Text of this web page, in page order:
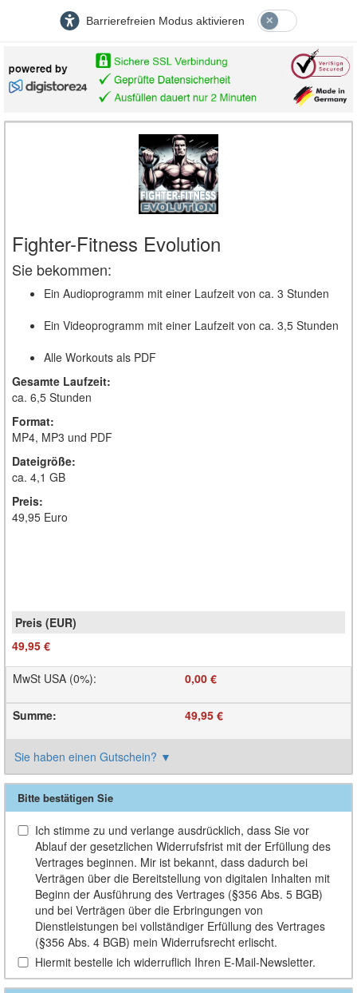
Barrierefreien Modus aktivieren
Fighter-Fitness Evolution
Sie bekommen:
Ein Audioprogramm mit einer Laufzeit von ca. 3 Stunden
Ein Videoprogramm mit einer Laufzeit von ca. 3,5 Stunden
Alle Workouts als PDF
Gesamte Laufzeit:
ca. 6,5 Stunden
Format:
MP4, MP3 und PDF
Dateigröße:
ca. 4,1 GB
Preis:
49,95 Euro
49,95 €
MwSt USA (0%): 0,00 €
Summe: 49,95 €
Sie haben einen Gutschein? ▼
Bitte bestätigen Sie
Ich stimme zu und verlange ausdrücklich, dass Sie vor
Ablauf der gesetzlichen Widerrufsfrist mit der Erfüllung des
Vertrages beginnen. Mir ist bekannt, dass dadurch bei
Verträgen über die Bereitstellung von digitalen Inhalten mit
Beginn der Ausführung des Vertrages (§356 Abs. 5 BGB)
und bei Verträgen über die Erbringungen von
Dienstleistungen bei vollständiger Erfüllung des Vertrages
(§356 Abs. 4 BGB) mein Widerrufsrecht erlischt.
Hiermit bestelle ich widerruflich Ihren E-Mail-Newsletter.